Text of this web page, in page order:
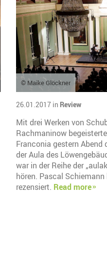
© Maike Glöckner
26.01.2017 in Review
Mit drei Werken von
Rachmaninow
Franconia gestern Abend
der Aula des
war in der Reihe der
hören. Pascal Schiemann
rezensiert. Read more